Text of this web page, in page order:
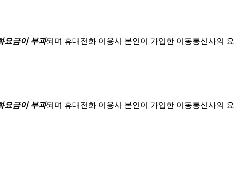
요금이 부과되며 휴대전화 이용시 본인이 가입한 이동통신사의 요
요금이 부과되며 휴대전화 이용시 본인이 가입한 이동통신사의 요